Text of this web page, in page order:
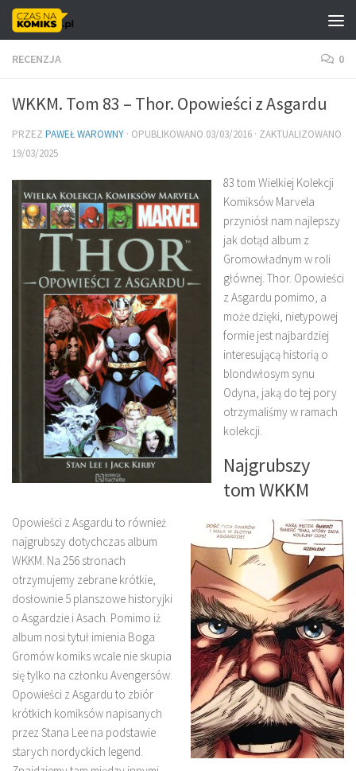
Skip to content
RECENZJA 0
WKKM. Tom 83 – Thor. Opowieści z Asgardu
PRZEZ PAWEŁ WAROWNY · OPUBLIKOWANO 03/03/2016 · ZAKTUALIZOWANO
19/03/2025
83 tom Wielkiej Kolekcji
Komiksów Marvela
przyniósł nam najlepszy
jak dotąd album z
Gromowładnym w roli
głównej. Thor. Opowieści
z Asgardu pomimo, a
może dzięki, nietypowej
formie jest najbardziej
interesującą historią o
blondwłosym synu
Odyna, jaką do tej pory
otrzymaliśmy w ramach
kolekcji.
Najgrubszy
tom WKKM
Opowieści z Asgardu to również
najgrubszy dotychczas album
WKKM. Na 256 stronach
otrzymujemy zebrane krótkie,
dosłownie 5 planszowe historyjki
o Asgardzie i Asach. Pomimo iż
album nosi tytuł imienia Boga
Gromów komiks wcale nie skupia
się tylko na członku Avengersów.
Opowieści z Asgardu to zbiór
krótkich komiksów napisanych
przez Stana Lee na podstawie
starych nordyckich legend.